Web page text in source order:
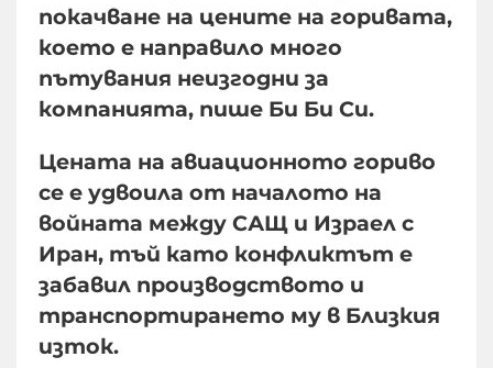
покачване на цените на горивата,
което е направило много
пътувания неизгодни за
компанията, пише Би Би Си.
Цената на авиационното гориво
се е удвоила от началото на
войната между САЩ и Израел с
Иран, тъй като конфликтът е
забавил производството и
транспортирането му в Близкия
изток.